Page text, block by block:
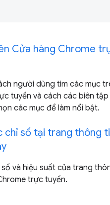
Cửa hàng Chrome
người dùng tìm các mục
tuyến và cách các biên tập
các mục để làm nổi bật.
chỉ số tại trang thông
và hiệu suất của trang
trực tuyến.